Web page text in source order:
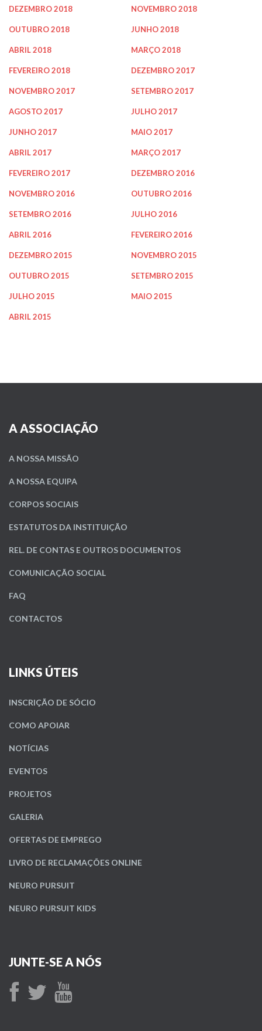
DEZEMBRO 2018 NOVEMBRO 2018
OUTUBRO 2018 JUNHO 2018
ABRIL 2018 MARÇO 2018
FEVEREIRO 2018 DEZEMBRO 2017
NOVEMBRO 2017 SETEMBRO 2017
AGOSTO 2017 JULHO 2017
JUNHO 2017 MAIO 2017
ABRIL 2017 MARÇO 2017
FEVEREIRO 2017 DEZEMBRO 2016
NOVEMBRO 2016 OUTUBRO 2016
SETEMBRO 2016 JULHO 2016
ABRIL 2016 FEVEREIRO 2016
DEZEMBRO 2015 NOVEMBRO 2015
OUTUBRO 2015 SETEMBRO 2015
JULHO 2015 MAIO 2015
ABRIL 2015
A ASSOCIAÇÃO
A NOSSA MISSÃO
A NOSSA EQUIPA
CORPOS SOCIAIS
ESTATUTOS DA INSTITUIÇÃO
REL. DE CONTAS E OUTROS DOCUMENTOS
COMUNICAÇÃO SOCIAL
FAQ
CONTACTOS
LINKS ÚTEIS
INSCRIÇÃO DE SÓCIO
COMO APOIAR
NOTÍCIAS
EVENTOS
PROJETOS
GALERIA
OFERTAS DE EMPREGO
LIVRO DE RECLAMAÇÕES ONLINE
NEURO PURSUIT
NEURO PURSUIT KIDS
JUNTE-SE A NÓS